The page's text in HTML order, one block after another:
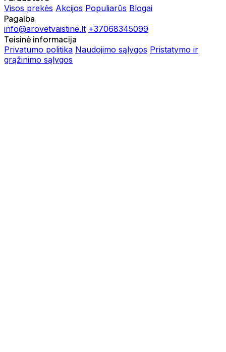
Visos prekės Akcijos Populiarūs Blogai
Pagalba
info@arovetvaistine.lt +37068345099
Teisinė informacija
Privatumo politika Naudojimo sąlygos Pristatymo ir
grąžinimo sąlygos